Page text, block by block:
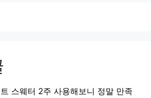
스웨터 2주 사용해보니 정말 만족